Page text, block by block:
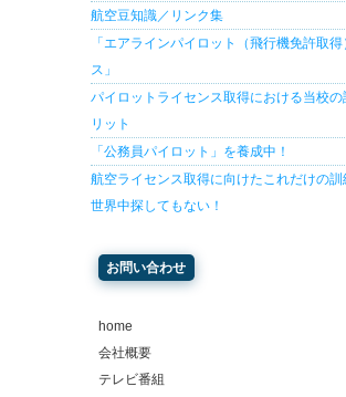
航空豆知識／リンク集
「エアラインパイロット（飛行機免許取得
ス」
パイロットライセンス取得における当校の
リット
「公務員パイロット」を養成中！
航空ライセンス取得に向けたこれだけの訓
世界中探してもない！
お問い合わせ
home
会社概要
テレビ番組